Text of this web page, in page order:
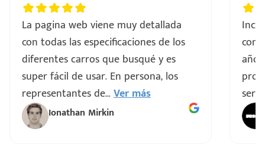
La pagina web viene muy detallada
con todas las especificaciones de los
diferentes carros que busqué y es
super fácil de usar. En persona, los
representantes de...Ver más
Ionathan Mirkin